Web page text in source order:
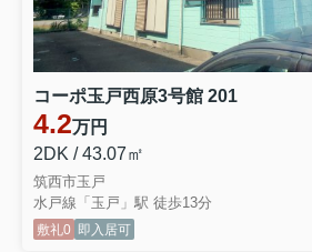
コーポ玉戸西原3号館 201
4.2万円
2DK / 43.07㎡
筑西市玉戸
水戸線「玉戸」駅 徒歩13分
敷礼0 即入居可